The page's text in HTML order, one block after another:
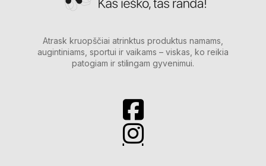
Atrask kruopščiai atrinktus produktus namams,
augintiniams, sportui ir vaikams – viskas, ko reikia
patogiam ir stilingam gyvenimui.